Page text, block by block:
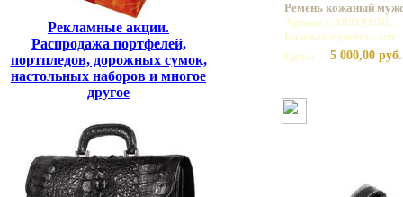
Рекламные акции.
Распродажа портфелей,
портпледов, дорожных сумок,
настольных наборов и многое
другое
Ремень кожаный
Артикул: 109191/BL
Базовая единица: шт
Цена:
5 000,00 руб.